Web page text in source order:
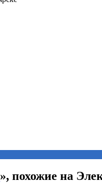
», похожие на